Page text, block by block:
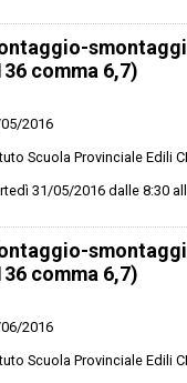
comma 6,7)
2016
Scuola Provinciale Edili
31/05/2016 dalle 8:30
comma 6,7)
2016
Scuola Provinciale Edili